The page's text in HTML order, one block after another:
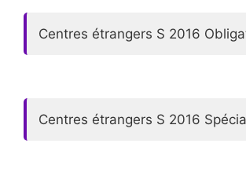
Centres étrangers S 2016
Centres étrangers S 2016